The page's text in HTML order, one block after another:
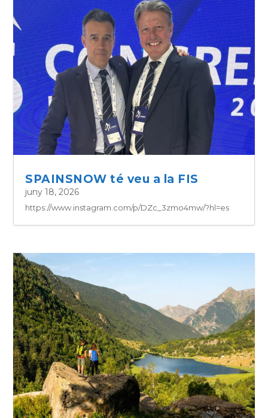
SPAINSNOW té veu a la FIS
juny 18, 2026
https://www.instagram.com/p/DZc_3zmo4mw/?hl=es